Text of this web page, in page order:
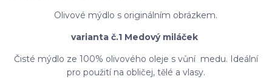
Olivové mýdlo s originálním obrázkem.
varianta č.1 Medový miláček
Čisté mýdlo ze 100% olivového oleje s vůní medu. Ideální
pro použití na obličej, tělé a vlasy.